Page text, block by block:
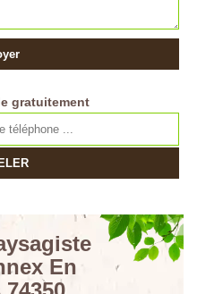
gratuitement
En